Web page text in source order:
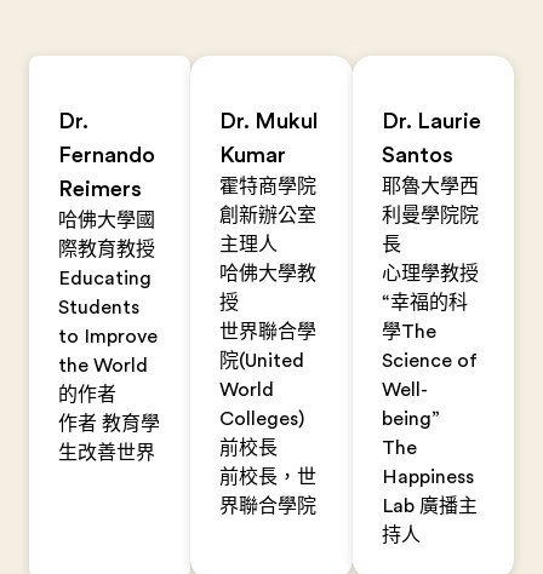
Dr.
Fernando
Reimers
哈佛大學國
際教育教授
Educating
Students
to Improve
the World
的作者
作者 教育學
生改善世界
Dr. Mukul
Kumar
霍特商學院
創新辦公室
主理人
哈佛大學教
授
世界聯合學
院(United
World
Colleges)
前校長
前校長，世
界聯合學院
Dr. Laurie
Santos
耶魯大學西
利曼學院院
長
心理學教授
“幸福的科
學The
Science of
Well-
being”
The
Happiness
Lab 廣播主
持人